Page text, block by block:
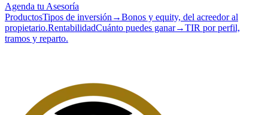
Agenda tu Asesoría
ProductosTipos de inversión →Bonos y equity, del acreedor al
propietario.RentabilidadCuánto puedes ganar→TIR por perfil,
tramos y reparto.